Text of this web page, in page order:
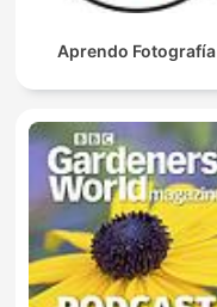
Aprendo Fotografía